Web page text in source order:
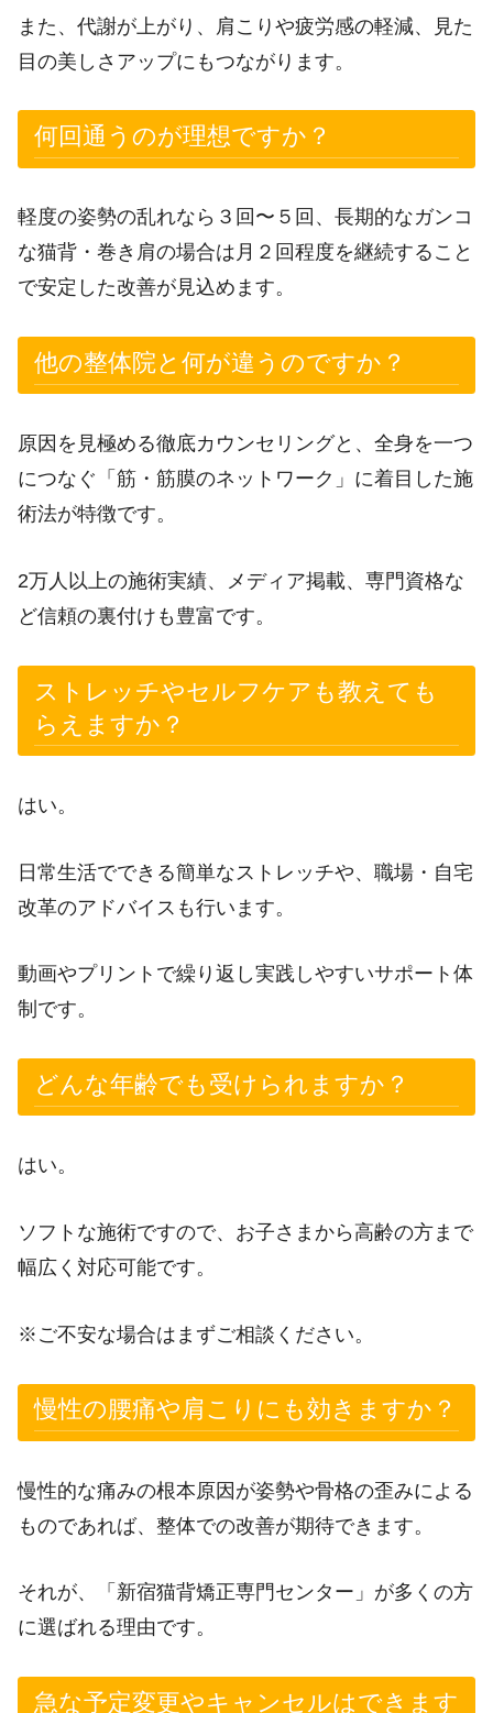
また、代謝が上がり、肩こりや疲労感の軽減、見た
目の美しさアップにもつながります。
何回通うのが理想ですか？
軽度の姿勢の乱れなら３回〜５回、長期的なガンコ
な猫背・巻き肩の場合は月２回程度を継続すること
で安定した改善が見込めます。
他の整体院と何が違うのですか？
原因を見極める徹底カウンセリングと、全身を一つ
につなぐ「筋・筋膜のネットワーク」に着目した施
術法が特徴です。
2万人以上の施術実績、メディア掲載、専門資格な
ど信頼の裏付けも豊富です。
ストレッチやセルフケアも教えても
らえますか？
はい。
日常生活でできる簡単なストレッチや、職場・自宅
改革のアドバイスも行います。
動画やプリントで繰り返し実践しやすいサポート体
制です。
どんな年齢でも受けられますか？
はい。
ソフトな施術ですので、お子さまから高齢の方まで
幅広く対応可能です。
※ご不安な場合はまずご相談ください。
慢性の腰痛や肩こりにも効きますか？
慢性的な痛みの根本原因が姿勢や骨格の歪みによる
ものであれば、整体での改善が期待できます。
それが、「新宿猫背矯正専門センター」が多くの方
に選ばれる理由です。
急な予定変更やキャンセルはできます